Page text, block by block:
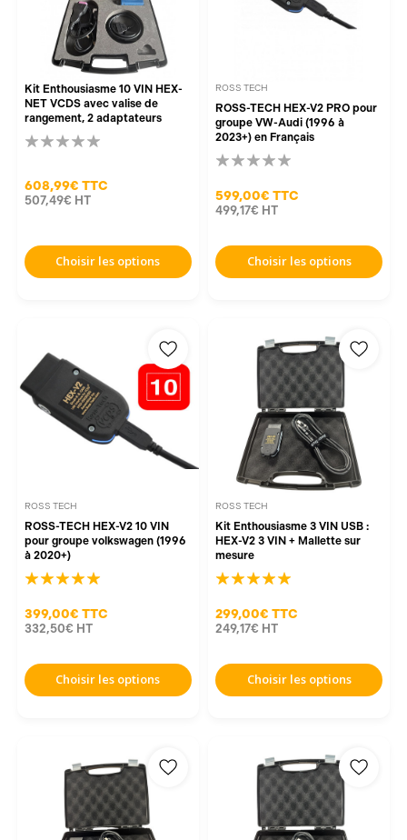
Kit Enthousiasme 10 VIN HEX-
NET VCDS avec valise de
rangement, 2 adaptateurs
608,99€ TTC
507,49€ HT
Choisir les options
ROSS TECH
ROSS-TECH HEX-V2 PRO pour
groupe VW-Audi (1996 à
2023+) en Français
599,00€ TTC
499,17€ HT
Choisir les options
ROSS TECH
ROSS-TECH HEX-V2 10 VIN
pour groupe volkswagen (1996
à 2020+)
399,00€ TTC
332,50€ HT
Choisir les options
ROSS TECH
Kit Enthousiasme 3 VIN USB :
HEX-V2 3 VIN + Mallette sur
mesure
299,00€ TTC
249,17€ HT
Choisir les options